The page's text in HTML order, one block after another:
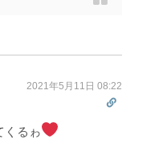
2021年5月11日 08:22
くるゎ